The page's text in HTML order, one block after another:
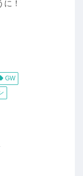
！
GW